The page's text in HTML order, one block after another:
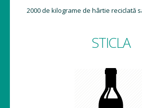
2000 de kilograme de hârtie reciclată
STICLA